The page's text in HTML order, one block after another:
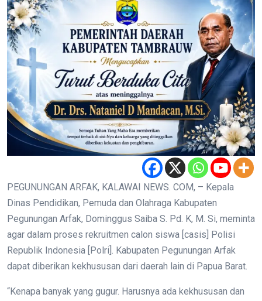
PEGUNUNGAN ARFAK, KALAWAI NEWS. COM, – Kepala
Dinas Pendidikan, Pemuda dan Olahraga Kabupaten
Pegunungan Arfak, Dominggus Saiba S. Pd. K, M. Si, meminta
agar dalam proses rekruitmen calon siswa [casis] Polisi
Republik Indonesia [Polri]. Kabupaten Pegunungan Arfak
dapat diberikan kekhususan dari daerah lain di Papua Barat.
“Kenapa banyak yang gugur. Harusnya ada kekhususan dan